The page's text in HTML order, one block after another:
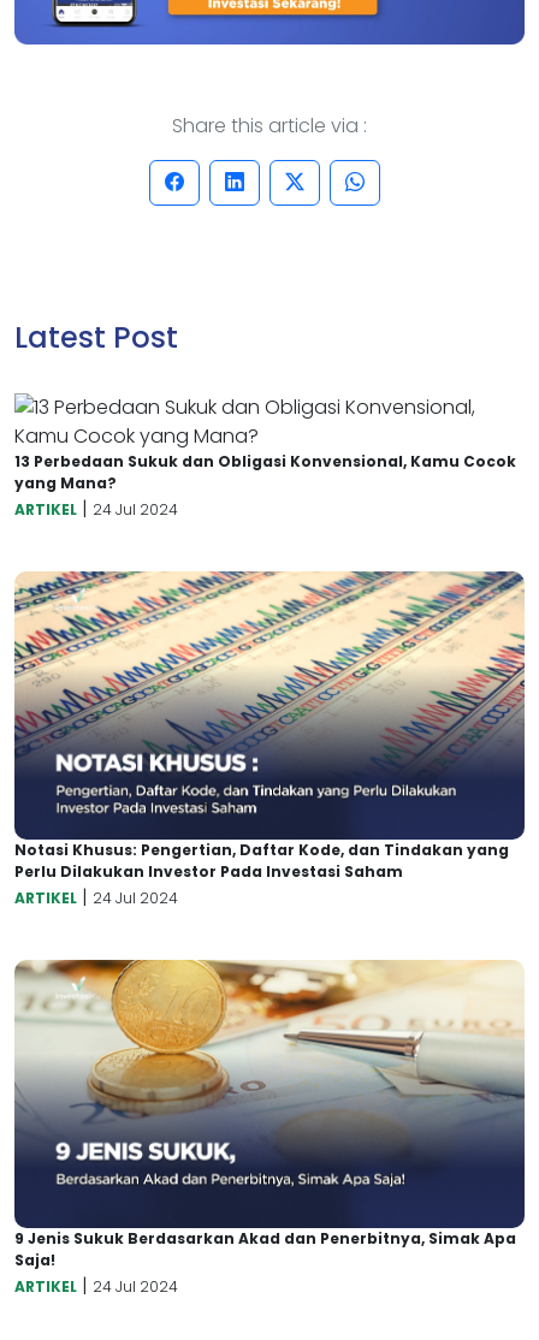
Share this article via :
Latest Post
13 Perbedaan Sukuk dan Obligasi Konvensional, Kamu Cocok
yang Mana?
ARTIKEL | 24 Jul 2024
Notasi Khusus: Pengertian, Daftar Kode, dan Tindakan yang
Perlu Dilakukan Investor Pada Investasi Saham
ARTIKEL | 24 Jul 2024
9 Jenis Sukuk Berdasarkan Akad dan Penerbitnya, Simak Apa
Saja!
ARTIKEL | 24 Jul 2024